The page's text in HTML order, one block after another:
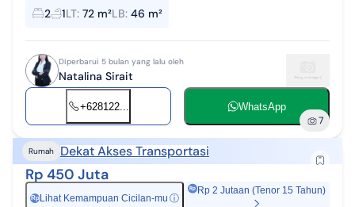
2 1LT: 72 m²LB: 46 m²
Diperbarui 5 bulan yang lalu oleh
Natalina Sirait
+628122... WhatsApp
7
Rumah Dekat Akses Transportasi
Rp 450 Juta
Rp Lihat Kemampuan Cicilan-mu ⓘ
Rp 2 Jutaan (Tenor 15 Tahun)